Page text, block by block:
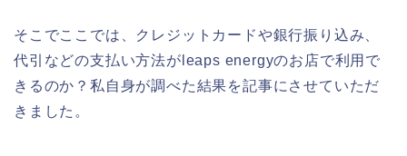
そこでここでは、クレジットカードや銀行振り込み、
代引などの支払い方法がleaps energyのお店で利用で
きるのか？私自身が調べた結果を記事にさせていただ
きました。